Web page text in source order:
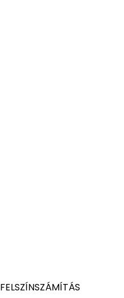
FELSZÍNSZÁMÍTÁS